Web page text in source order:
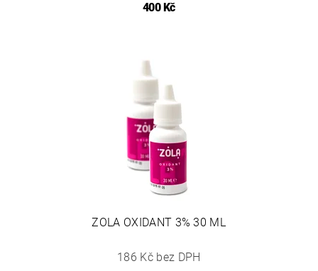
400 Kč
ZOLA OXIDANT 3% 30 ML
186 Kč bez DPH